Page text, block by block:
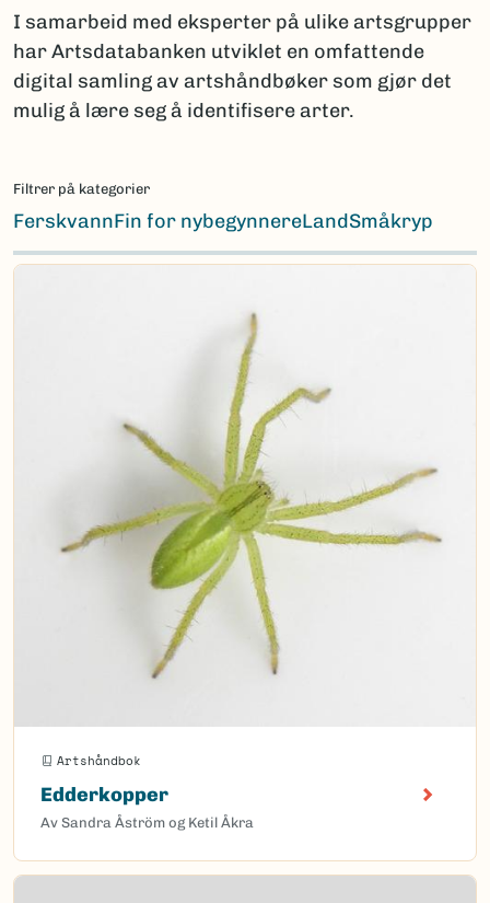
I samarbeid med eksperter på ulike artsgrupper
har Artsdatabanken utviklet en omfattende
digital samling av artshåndbøker som gjør det
mulig å lære seg å identifisere arter.
Filtrer på kategorier
FerskvannFin for nybegynnereLandSmåkryp
Artshåndbok
Edderkopper
Av Sandra Åström og Ketil Åkra